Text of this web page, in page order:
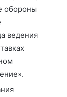
обороны
ведения